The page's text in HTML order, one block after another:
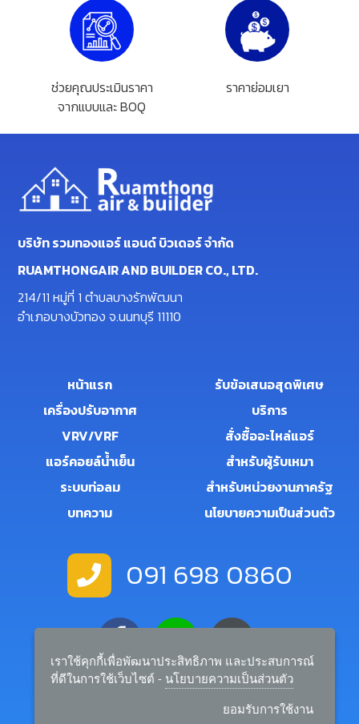
ช่วยคุณประเมินราคา
จากแบบและ BOQ
ราคาย่อมเยา
บริษัท รวมทองแอร์ แอนด์ บิวเดอร์ จำกัด
RUAMTHONGAIR AND BUILDER CO., LTD.
214/11 หมู่ที่ 1 ตำบลบางรักพัฒนา
อำเภอบางบัวทอง จ.นนทบุรี 11110
หน้าแรก
เครื่องปรับอากาศ
VRV/VRF
แอร์คอยล์น้ำเย็น
ระบบท่อลม
บทความ
รับข้อเสนอสุดพิเศษ
บริการ
สั่งซื้ออะไหล่แอร์
สำหรับผู้รับเหมา
สำหรับหน่วยงานภาครัฐ
นโยบายความเป็นส่วนตัว
091 698 0860
salemanager.rtairandbuilder@gmail.com
เราใช้คุกกี้เพื่อพัฒนาประสิทธิภาพ และประสบการณ์
ที่ดีในการใช้เว็บไซต์ - นโยบายความเป็นส่วนตัว
ยอมรับการใช้งาน